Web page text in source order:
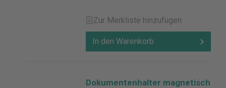
Zur Merkliste hinzufügen
In den Warenkorb
Dokumentenhalter magnetisch